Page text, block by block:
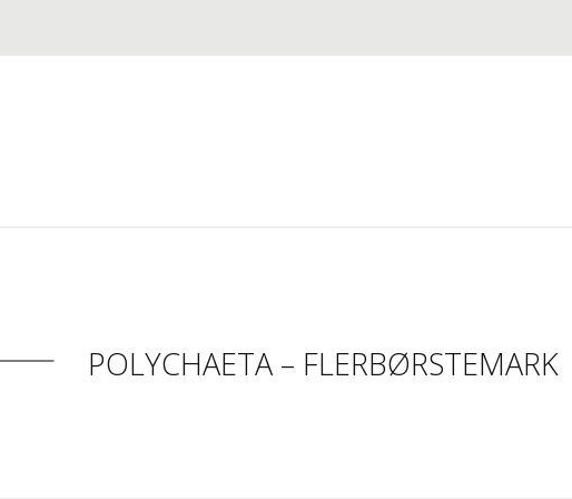
POLYCHAETA – FLERBØRSTEMARK